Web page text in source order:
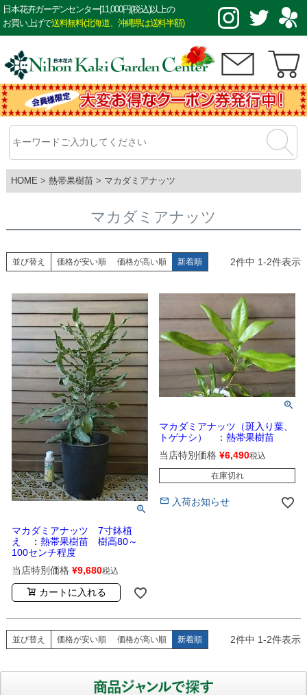
日本花卉ガーデンセンター|11,000円(税込)以上の
お買い上げで送料無料(北海道、沖縄県は送料半額)
HOME 熱帯果樹苗 マカダミアナッツ
マカダミアナッツ
並び替え 価格が安い順 価格が高い順 新着順 2件中 1-2件表示
マカダミアナッツ 7寸鉢植
え ：熱帯果樹苗 樹高80～
100センチ程度
当店特別価格 ¥9,680税込
カートに入れる
マカダミアナッツ（斑入り葉、
トゲナシ） ：熱帯果樹苗
当店特別価格 ¥6,490税込
在庫切れ
入荷お知らせ
並び替え 価格が安い順 価格が高い順 新着順 2件中 1-2件表示